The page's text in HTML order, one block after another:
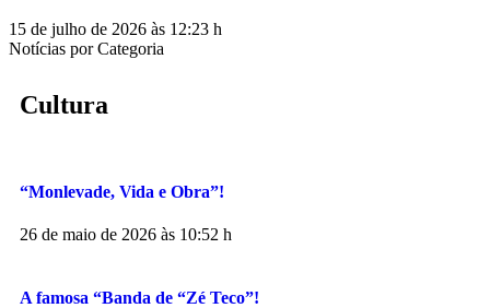
15 de julho de 2026 às 12:23 h
Notícias por Categoria
Cultura
“Monlevade, Vida e Obra”!
26 de maio de 2026 às 10:52 h
A famosa “Banda de “Zé Teco”!